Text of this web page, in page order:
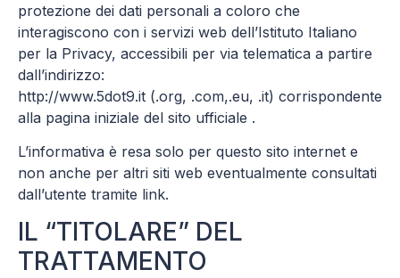
protezione dei dati personali a coloro che
interagiscono con i servizi web dell’Istituto Italiano
per la Privacy, accessibili per via telematica a partire
dall’indirizzo:
http://www.5dot9.it (.org, .com,.eu, .it) corrispondente
alla pagina iniziale del sito ufficiale .
L’informativa è resa solo per questo sito internet e
non anche per altri siti web eventualmente consultati
dall’utente tramite link.
IL “TITOLARE” DEL
TRATTAMENTO